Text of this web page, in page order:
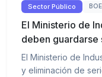
Sector Público BOE
El Ministerio de
deben guardarse
El Ministerio de
y eliminación de